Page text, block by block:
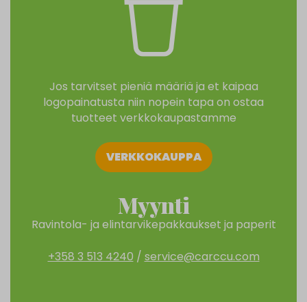
Jos tarvitset pieniä määriä ja et kaipaa
logopainatusta niin nopein tapa on ostaa
tuotteet verkkokaupastamme
VERKKOKAUPPA
Myynti
Ravintola- ja elintarvikepakkaukset ja paperit
+358 3 513 4240 / service@carccu.com